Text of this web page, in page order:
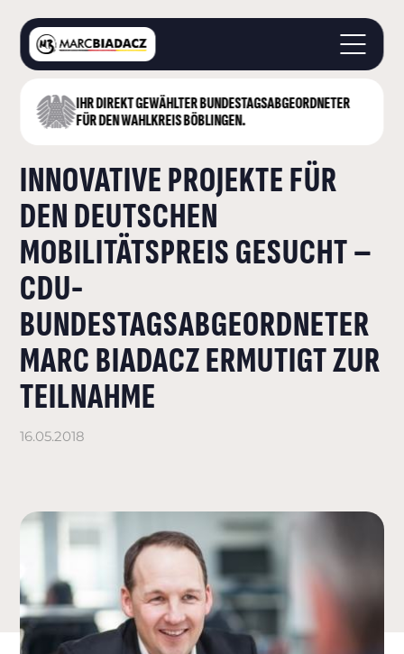
IHR DIREKT GEWÄHLTER BUNDESTAGS­ABGEORDNETER
FÜR DEN WAHLKREIS BÖBLINGEN.
STARTSEITE
LANDKREIS BÖBLINGEN
DEUTSCHER BUNDESTAG
AKTUELLES
KONTAKT
INNOVATIVE PROJEKTE FÜR
DEN DEUTSCHEN
MOBILITÄTSPREIS GESUCHT –
CDU-
BUNDESTAGSABGEORDNETER
MARC BIADACZ ERMUTIGT ZUR
TEILNAHME
16.05.2018